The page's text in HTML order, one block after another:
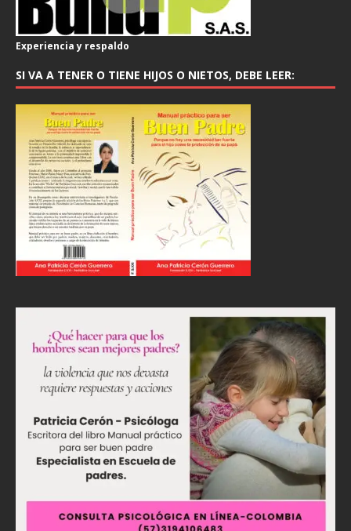
Experiencia y respaldo
SI VA A TENER O TIENE HIJOS O NIETOS, DEBE LEER: